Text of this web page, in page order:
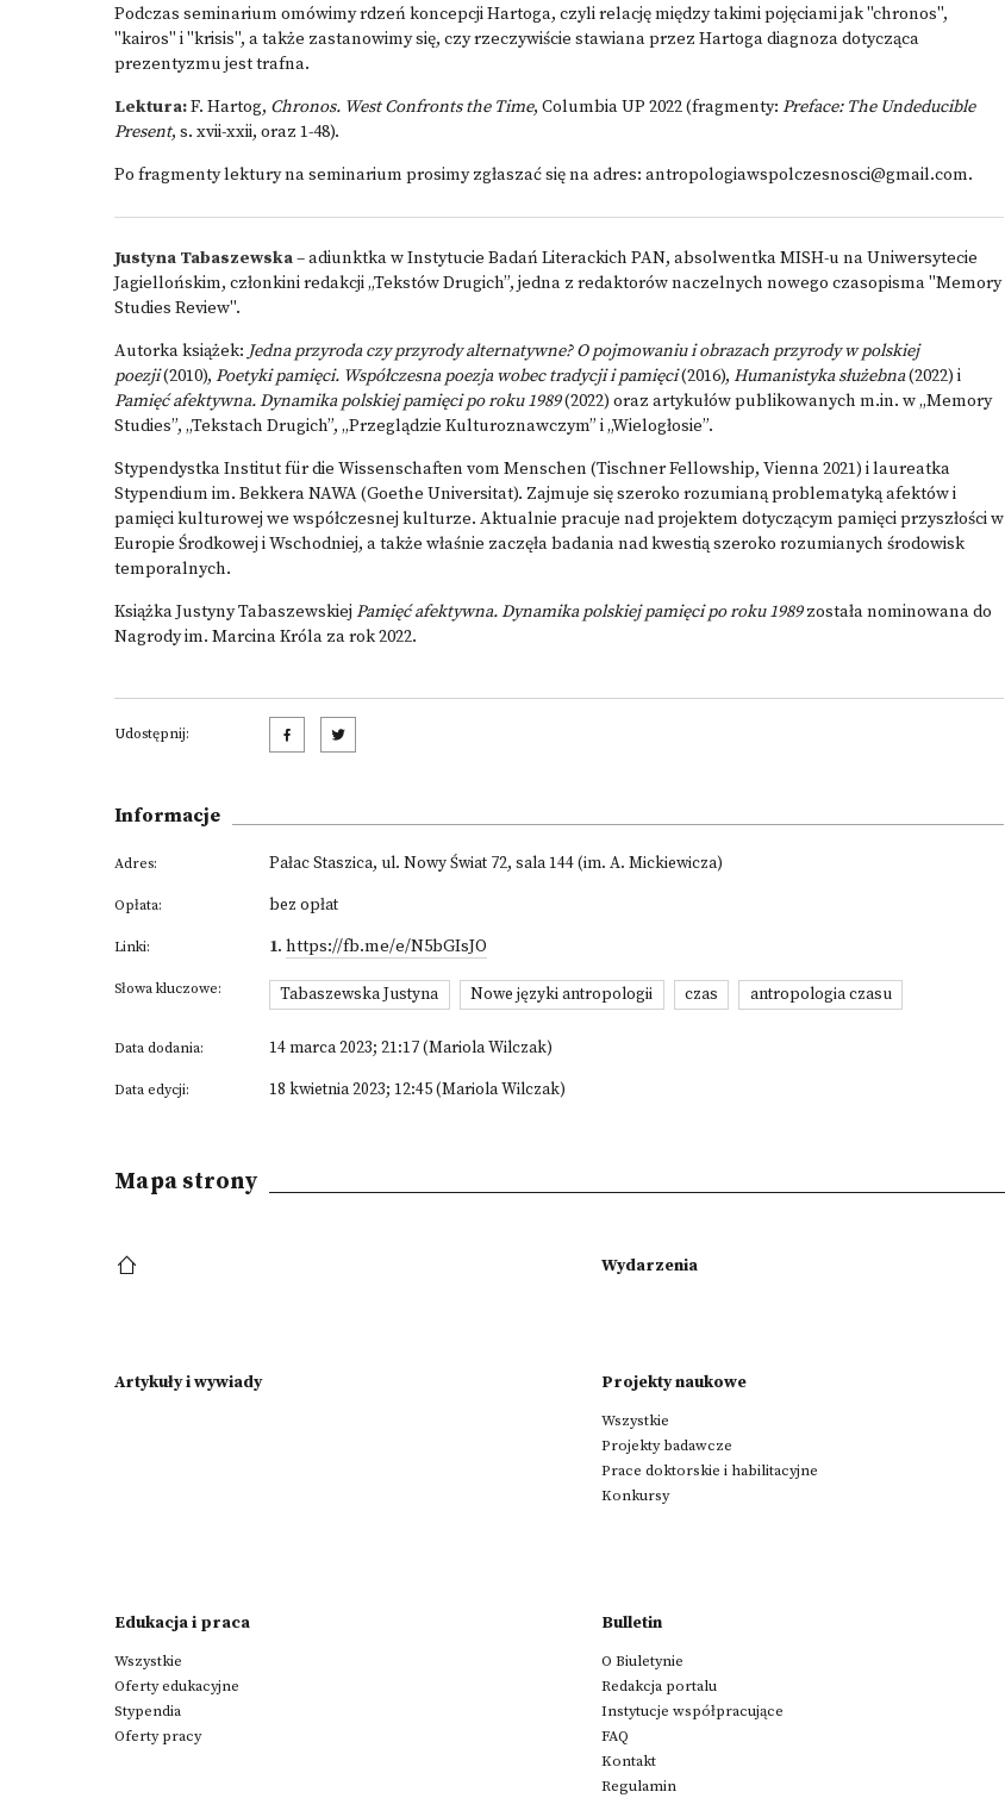
Podczas seminarium omówimy rdzeń koncepcji Hartoga, czyli relację między takimi pojęciami jak "chronos",
"kairos" i "krisis", a także zastanowimy się, czy rzeczywiście stawiana przez Hartoga diagnoza dotycząca
prezentyzmu jest trafna.
Lektura:F. Hartog, Chronos. West Confronts the Time, Columbia UP 2022 (fragmenty: Preface: The Undeducible
Present, s. xvii-xxii, oraz 1-48).
Po fragmenty lektury na seminarium prosimy zgłaszać się na adres: antropologiawspolczesnosci@gmail.com.
Justyna Tabaszewska– adiunktka w Instytucie Badań Literackich PAN, absolwentka MISH-u na Uniwersytecie
Jagiellońskim, członkini redakcji „Tekstów Drugich”, jedna z redaktorów naczelnych nowego czasopisma "Memory
Studies Review".
Autorka książek: Jedna przyroda czy przyrody alternatywne? O pojmowaniu i obrazach przyrody w polskiej
poezji(2010), Poetyki pamięci. Współczesna poezja wobec tradycji i pamięci(2016), Humanistyka służebna(2022) i
Pamięć afektywna. Dynamika polskiej pamięci po roku 1989(2022) oraz artykułów publikowanych m.in. w „Memory
Studies”, „Tekstach Drugich”, „Przeglądzie Kulturoznawczym” i „Wielogłosie”.
Stypendystka Institut für die Wissenschaften vom Menschen (Tischner Fellowship, Vienna 2021) i laureatka
Stypendium im. Bekkera NAWA (Goethe Universitat). Zajmuje się szeroko rozumianą problematyką afektów i
pamięci kulturowej we współczesnej kulturze. Aktualnie pracuje nad projektem dotyczącym pamięci przyszłości w
Europie Środkowej i Wschodniej, a także właśnie zaczęła badania nad kwestią szeroko rozumianych środowisk
temporalnych.
Książka Justyny Tabaszewskiej Pamięć afektywna. Dynamika polskiej pamięci po roku 1989została nominowana do
Nagrody im. Marcina Króla za rok 2022.
Udostępnij:
Informacje
Adres: Pałac Staszica, ul. Nowy Świat 72, sala 144 (im. A. Mickiewicza)
Opłata: bez opłat
Linki: 1. https://fb.me/e/N5bGIsJO
Słowa kluczowe: Tabaszewska Justyna Nowe języki antropologii czas antropologia czasu
Data dodania: 14 marca 2023; 21:17 (Mariola Wilczak)
Data edycji: 18 kwietnia 2023; 12:45 (Mariola Wilczak)
Mapa strony
Wydarzenia
Artykuły i wywiady Projekty naukowe
Wszystkie
Projekty badawcze
Prace doktorskie i habilitacyjne
Konkursy
Edukacja i praca
Wszystkie
Oferty edukacyjne
Stypendia
Oferty pracy
Bulletin
O Biuletynie
Redakcja portalu
Instytucje współpracujące
FAQ
Kontakt
Regulamin